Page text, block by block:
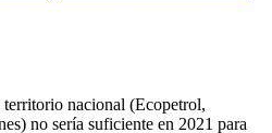
nacional (Ecopetrol,
no sería suficiente en 2021 para